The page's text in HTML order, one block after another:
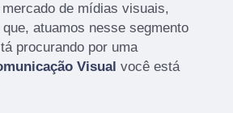
de mídias visuais,
atuamos nesse segmento
procurando por uma
Visual você está